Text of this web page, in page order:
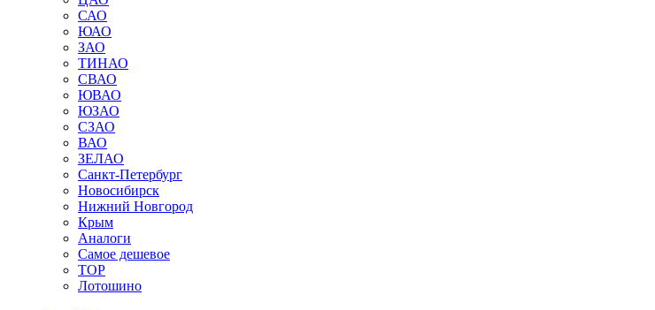
САО
ЮАО
ЗАО
ТИНАО
СВАО
ЮВАО
ЮЗАО
СЗАО
ВАО
ЗЕЛАО
Санкт-Петербург
Новосибирск
Нижний Новгород
Крым
Аналоги
Самое дешевое
TOP
Лотошино